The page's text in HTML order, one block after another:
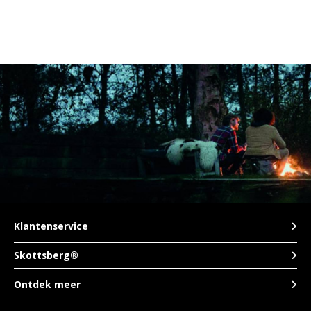
Skottsberg®
Klantenservice
Ontdek meer